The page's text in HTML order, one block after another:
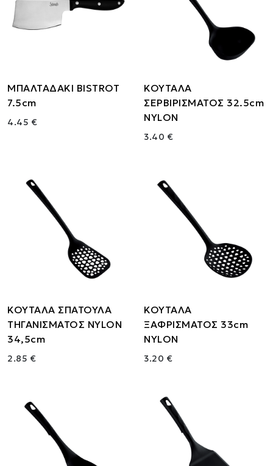
ΜΠΑΛΤΑΔΑΚΙ BISTROT
7.5cm
4.45 €
ΚΟΥΤΑΛΑ
ΣΕΡΒΙΡΙΣΜΑΤΟΣ 32.5cm
NYLON
3.40 €
ΚΟΥΤΑΛΑ ΣΠΑΤΟΥΛΑ
ΤΗΓΑΝΙΣΜΑΤΟΣ NYLON
34,5cm
2.85 €
ΚΟΥΤΑΛΑ
ΞΑΦΡΙΣΜΑΤΟΣ 33cm
NYLON
3.20 €